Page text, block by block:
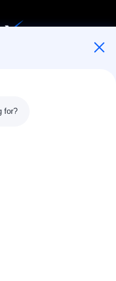
アクチュエータの設計・
for?